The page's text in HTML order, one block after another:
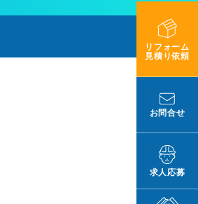
リフォーム
見積り依頼
お問合せ
求人応募